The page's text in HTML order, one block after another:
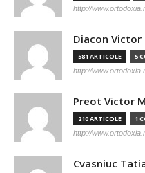
http://
Diacon Victor
581 ARTICOLE 5
http://
Preot Victor
210 ARTICOLE 1
http://
Cvasniuc